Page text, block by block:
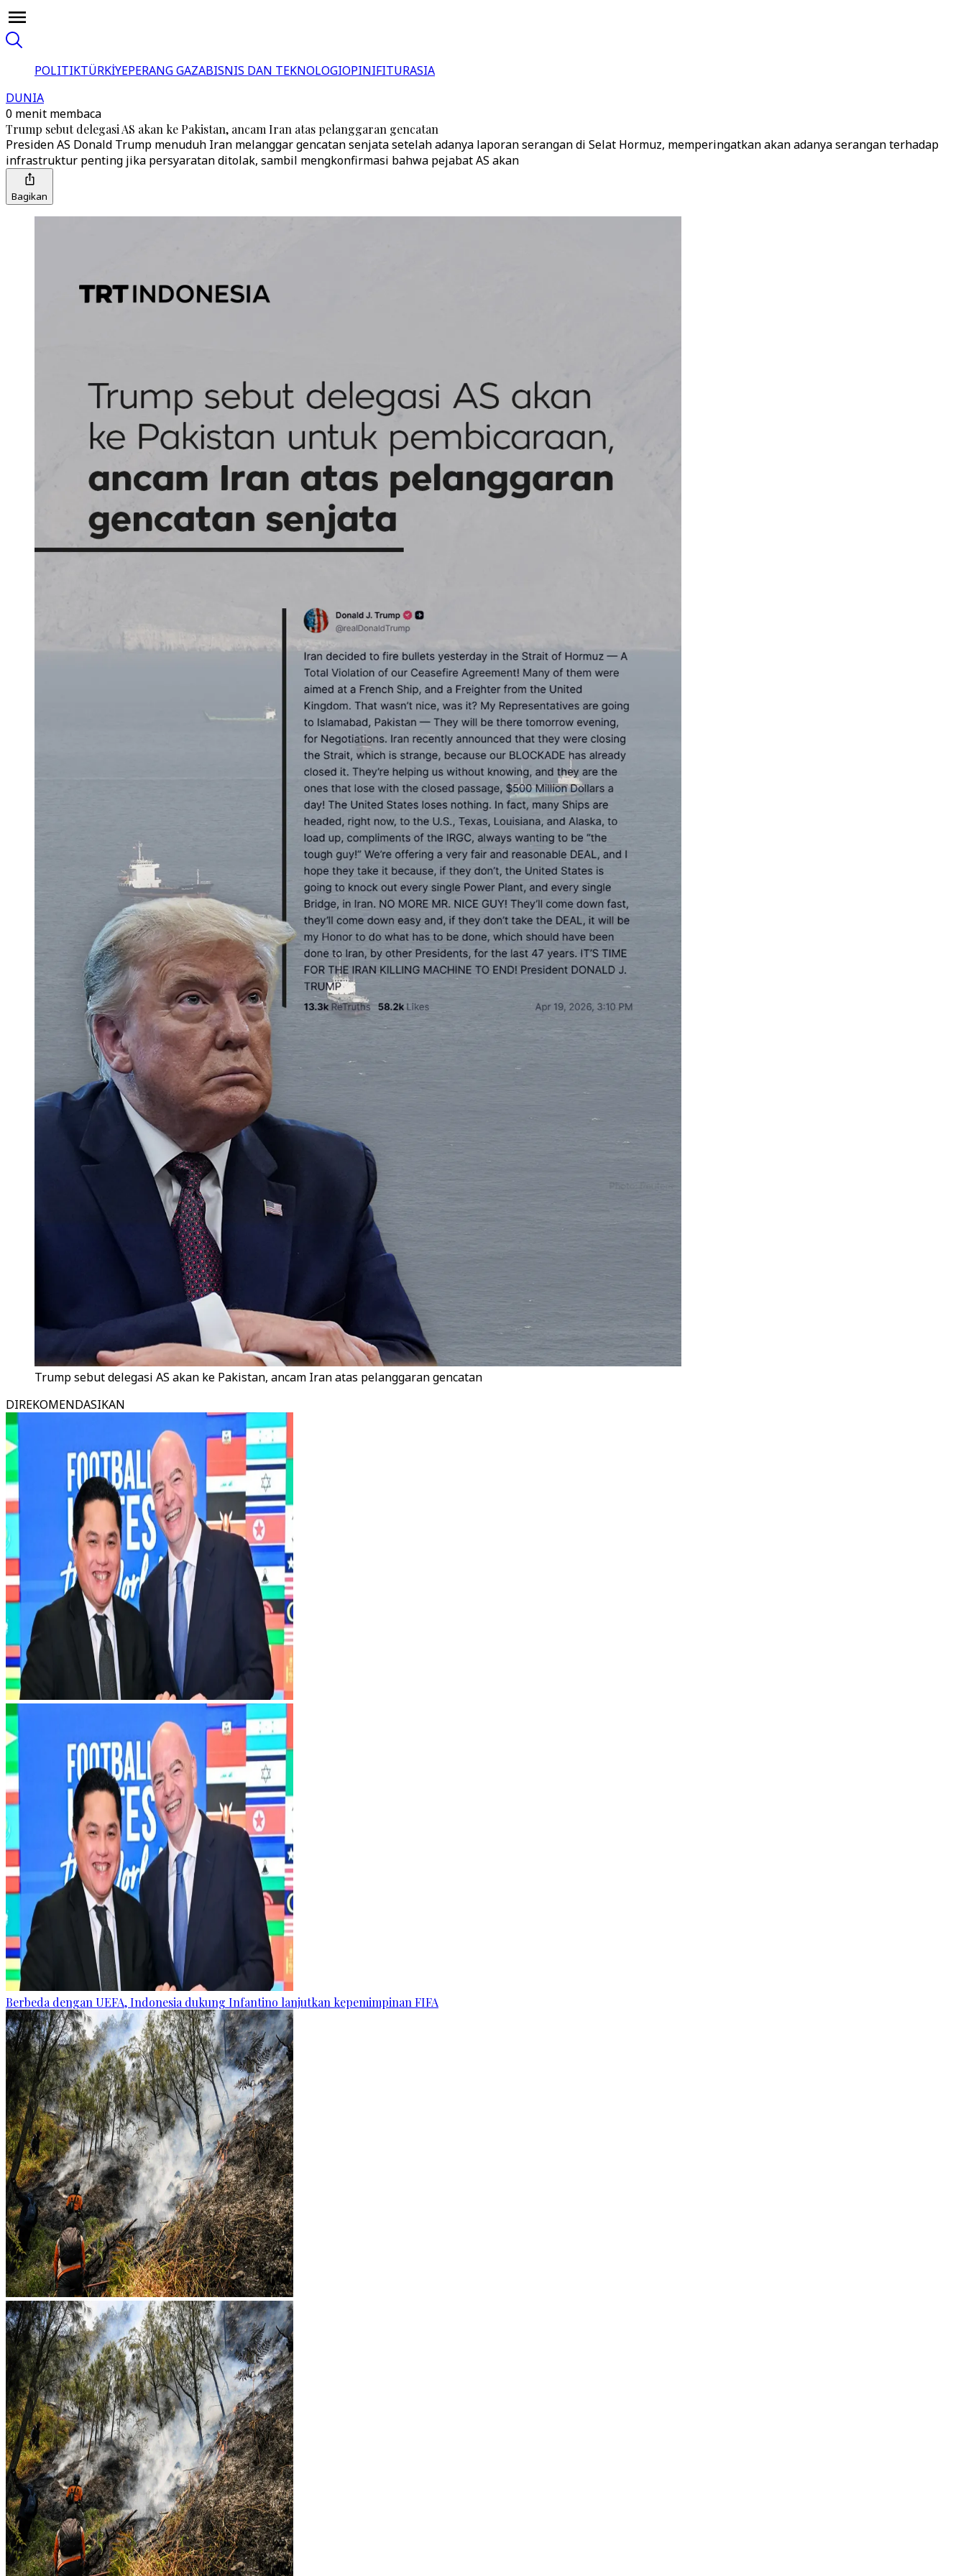
POLITIKTÜRKİYEPERANG GAZABISNIS DAN TEKNOLOGIOPINIFITURASIA
DUNIA
0 menit membaca
Trump sebut delegasi AS akan ke Pakistan, ancam Iran atas pelanggaran gencatan
Presiden AS Donald Trump menuduh Iran melanggar gencatan senjata setelah adanya laporan serangan di Selat Hormuz, memperingatkan akan adanya serangan terhadap
infrastruktur penting jika persyaratan ditolak, sambil mengkonfirmasi bahwa pejabat AS akan
Bagikan
Trump sebut delegasi AS akan ke Pakistan, ancam Iran atas pelanggaran gencatan
DIREKOMENDASIKAN
Berbeda dengan UEFA, Indonesia dukung Infantino lanjutkan kepemimpinan FIFA